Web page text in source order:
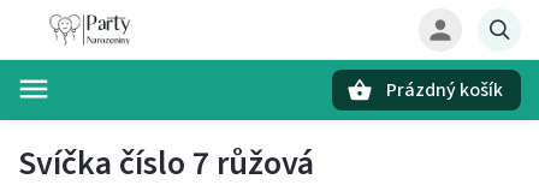
Prázdný košík
Svíčka číslo 7 růžová